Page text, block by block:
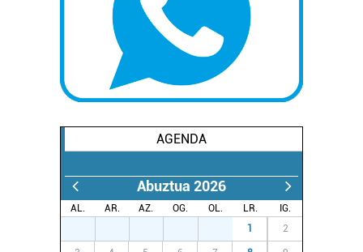
AGENDA
Abuztua 2026
AL. AR. AZ. OG. OL. LR.
IG.
1 2